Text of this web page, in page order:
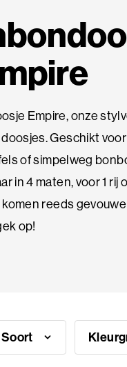
Empire, onze
Geschikt voor
of simpelweg
in 4 maten, voor 1 rij
komen reeds
op!
Soort